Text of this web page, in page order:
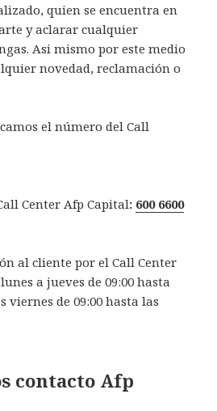
quien se encuentra en
y aclarar cualquier
Asi mismo por este medio
novedad, reclamación o
el número del Call
Center Afp Capital: 600 6600
al cliente por el Call Center
a jueves de 09:00 hasta
viernes de 09:00 hasta las
contacto Afp